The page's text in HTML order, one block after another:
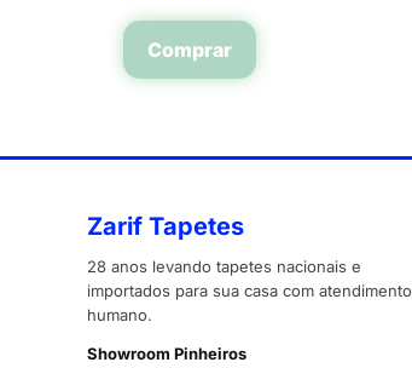
Comprar
Zarif Tapetes
28 anos levando tapetes nacionais e
importados para sua casa com atendimento
humano.
Showroom Pinheiros